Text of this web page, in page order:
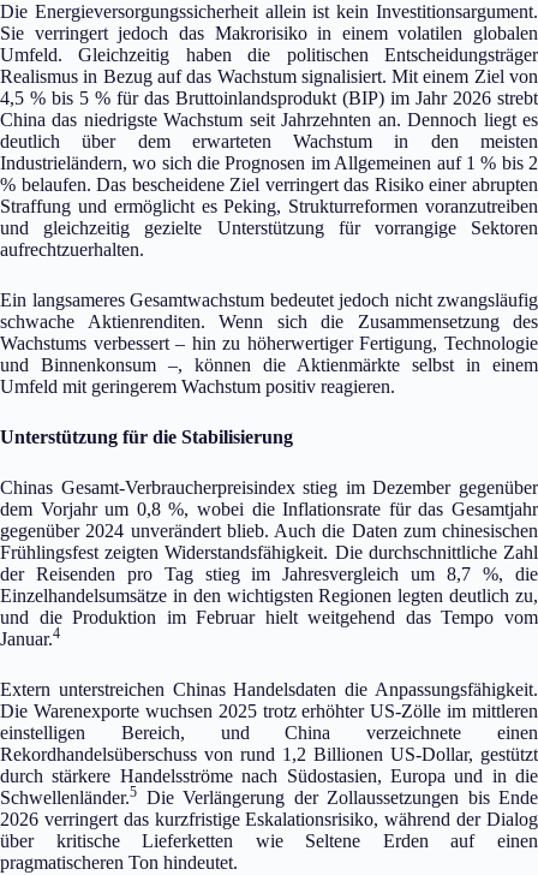
Die Energieversorgungssicherheit allein ist kein Investitionsargument.
Sie verringert jedoch das Makrorisiko in einem volatilen globalen
Umfeld. Gleichzeitig haben die politischen Entscheidungsträger
Realismus in Bezug auf das Wachstum signalisiert. Mit einem Ziel von
4,5 % bis 5 % für das Bruttoinlandsprodukt (BIP) im Jahr 2026 strebt
China das niedrigste Wachstum seit Jahrzehnten an. Dennoch liegt es
deutlich über dem erwarteten Wachstum in den meisten
Industrieländern, wo sich die Prognosen im Allgemeinen auf 1 % bis 2
% belaufen. Das bescheidene Ziel verringert das Risiko einer abrupten
Straffung und ermöglicht es Peking, Strukturreformen voranzutreiben
und gleichzeitig gezielte Unterstützung für vorrangige Sektoren
aufrechtzuerhalten.
Ein langsameres Gesamtwachstum bedeutet jedoch nicht zwangsläufig
schwache Aktienrenditen. Wenn sich die Zusammensetzung des
Wachstums verbessert – hin zu höherwertiger Fertigung, Technologie
und Binnenkonsum –, können die Aktienmärkte selbst in einem
Umfeld mit geringerem Wachstum positiv reagieren.
Unterstützung für die Stabilisierung
Chinas Gesamt-Verbraucherpreisindex stieg im Dezember gegenüber
dem Vorjahr um 0,8 %, wobei die Inflationsrate für das Gesamtjahr
gegenüber 2024 unverändert blieb. Auch die Daten zum chinesischen
Frühlingsfest zeigten Widerstandsfähigkeit. Die durchschnittliche Zahl
der Reisenden pro Tag stieg im Jahresvergleich um 8,7 %, die
Einzelhandelsumsätze in den wichtigsten Regionen legten deutlich zu,
und die Produktion im Februar hielt weitgehend das Tempo vom
Januar.4
Extern unterstreichen Chinas Handelsdaten die Anpassungsfähigkeit.
Die Warenexporte wuchsen 2025 trotz erhöhter US-Zölle im mittleren
einstelligen Bereich, und China verzeichnete einen
Rekordhandelsüberschuss von rund 1,2 Billionen US-Dollar, gestützt
durch stärkere Handelsströme nach Südostasien, Europa und in die
Schwellenländer.5 Die Verlängerung der Zollaussetzungen bis Ende
2026 verringert das kurzfristige Eskalationsrisiko, während der Dialog
über kritische Lieferketten wie Seltene Erden auf einen
pragmatischeren Ton hindeutet.